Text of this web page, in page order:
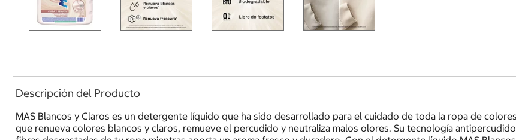
Descripción del Producto
MAS Blancos y Claros es un detergente líquido que ha sido desarrollado para el cuidado de toda la ropa de
que renueva colores blancos y claros, remueve el percudido y neutraliza malos olores. Su tecnología